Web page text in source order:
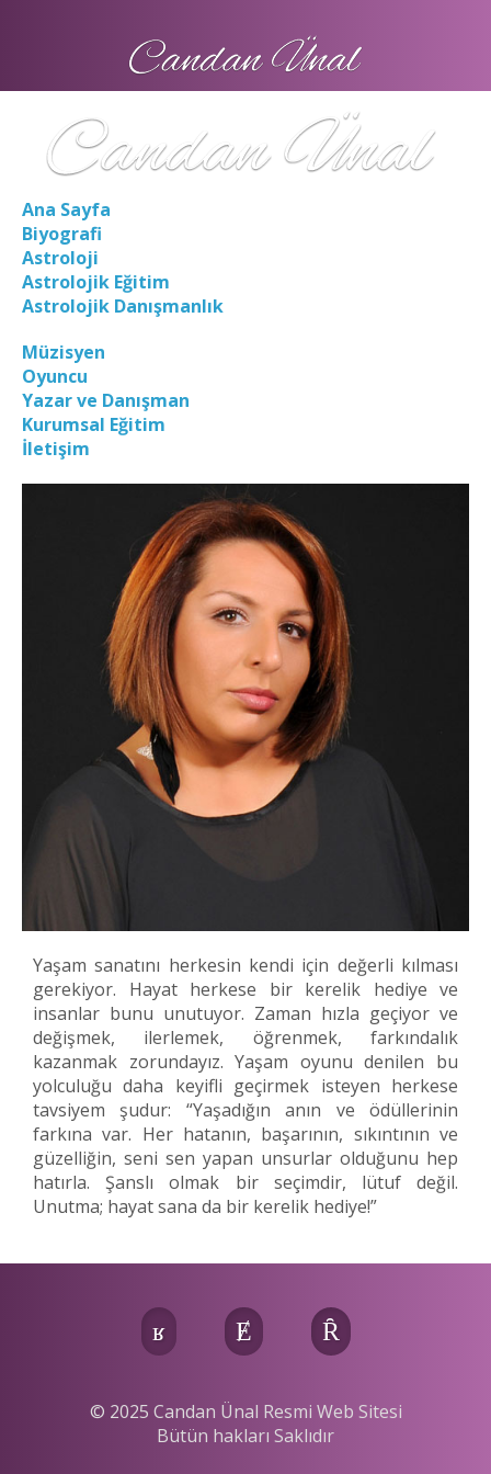
Ana Sayfa
Biyografi
Astroloji
Astrolojik Eğitim
Astrolojik Danışmanlık
Müzisyen
Oyuncu
Yazar ve Danışman
Kurumsal Eğitim
İletişim
Yaşam sanatını herkesin kendi için değerli kılması
gerekiyor. Hayat herkese bir kerelik hediye ve
insanlar bunu unutuyor. Zaman hızla geçiyor ve
değişmek, ilerlemek, öğrenmek, farkındalık
kazanmak zorundayız. Yaşam oyunu denilen bu
yolculuğu daha keyifli geçirmek isteyen herkese
tavsiyem şudur: “Yaşadığın anın ve ödüllerinin
farkına var. Her hatanın, başarının, sıkıntının ve
güzelliğin, seni sen yapan unsurlar olduğunu hep
hatırla. Şanslı olmak bir seçimdir, lütuf değil.
Unutma; hayat sana da bir kerelik hediye!”
© 2025 Candan Ünal Resmi Web Sitesi
Bütün hakları Saklıdır